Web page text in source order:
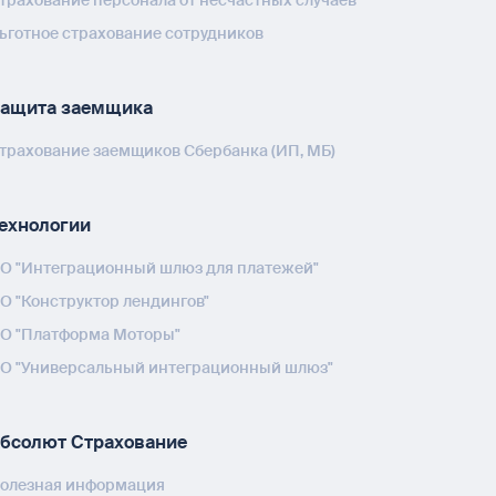
страхование сотрудников
заемщика
заемщиков Сбербанка (ИП, МБ)
"Интеграционный шлюз для платежей"
"Конструктор лендингов"
"Платформа Моторы"
"Универсальный интеграционный шлюз"
Страхование
информация